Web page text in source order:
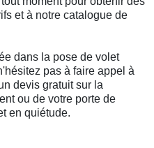
et à notre catalogue de
dans la pose de volet
pas à faire appel à
devis gratuit sur la
ou de votre porte de
en quiétude.